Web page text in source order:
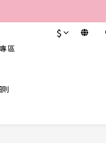
$
區